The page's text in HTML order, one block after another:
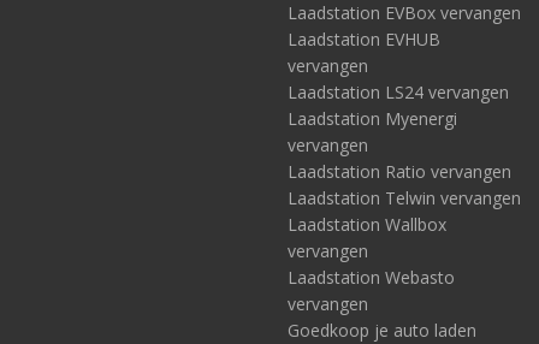
Laadstation EVBox vervangen
Laadstation EVHUB
vervangen
Laadstation LS24 vervangen
Laadstation Myenergi
vervangen
Laadstation Ratio vervangen
Laadstation Telwin vervangen
Laadstation Wallbox
vervangen
Laadstation Webasto
vervangen
Goedkoop je auto laden